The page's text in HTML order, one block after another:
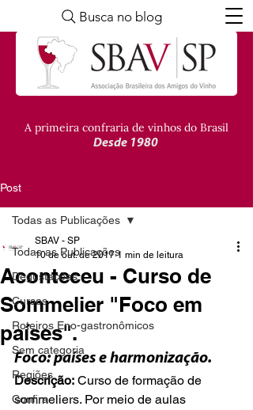
A primeira confraria de vinhos do Brasil
Desde 1980
Busca no blog
Post
Todas as Publicações
Degustações
Cursos
Roteiros Eno-gastronômicos
Sem categoria
Regiões
Confira
Todas as Publicações
Aconteceu - Curso de
Sommelier "Foco em
países".
SBAV - SP
10 de out. de 2017 1 min de leitura
Foco: países e harmonização.
Descrição: Curso de formação de
sommeliers. Por meio de aulas